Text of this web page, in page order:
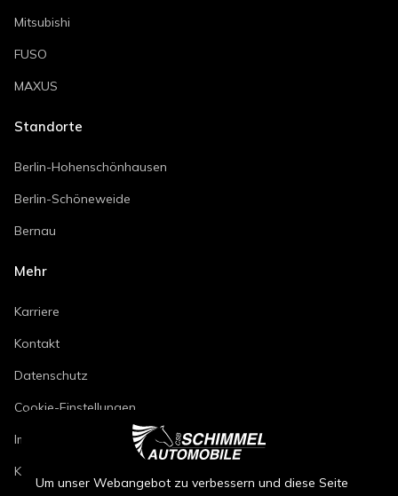
Mitsubishi
FUSO
MAXUS
Standorte
Berlin-Hohenschönhausen
Berlin-Schöneweide
Bernau
Mehr
Karriere
Kontakt
Datenschutz
Cookie-Einstellungen
Impressum
Kfz-Reparaturbedingungen
Um unser Webangebot zu verbessern und diese Seite